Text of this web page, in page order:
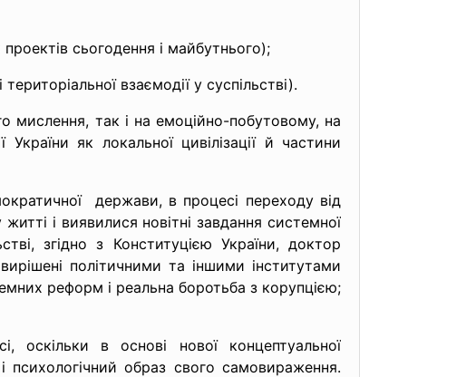
сьогодення і майбутнього);
взаємодії у суспільстві).
мислення, так і на емоційно-побутовому, на
як локальної цивілізації й частини
держави, в процесі переходу від
і виявилися новітні завдання системної
згідно з Конституцією України, доктор
політичними та іншими інститутами
реформ і реальна боротьба з корупцією;
в основі нової концептуальної
психологічний образ свого самовираження.